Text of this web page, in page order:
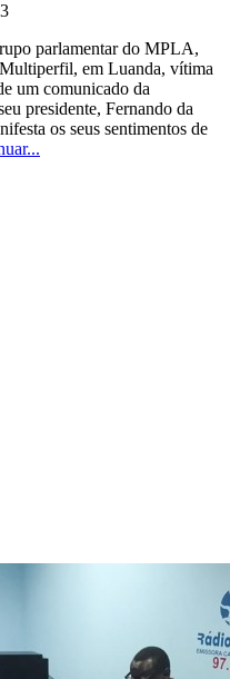
parlamentar do MPLA,
em Luanda, vítima
um comunicado da
presidente, Fernando da
os seus sentimentos de